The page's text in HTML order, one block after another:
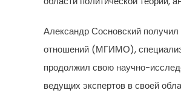
Александр Сосновский
отношений (МГИМО),
продолжил свою научно-
ведущих экспертов в своей